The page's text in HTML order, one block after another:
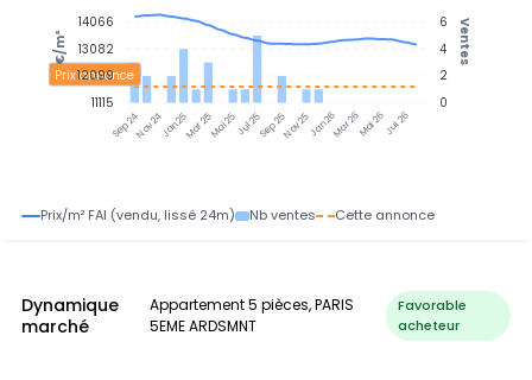
Sep 24Nov 24Jan 25Mar 25Mai 25Jul 25Sep 25Nov 25Jan 26Mar 26Mai 26Jul 26
Prix annonce
6
4
2
0
Ventes
14066
13082
12099
11115
€/m²
Prix/m² FAI (vendu, lissé 24m) Nb ventes Cette annonce
Dynamique
marché
Appartement 5 pièces, PARIS
5EME ARDSMNT
Favorable
acheteur